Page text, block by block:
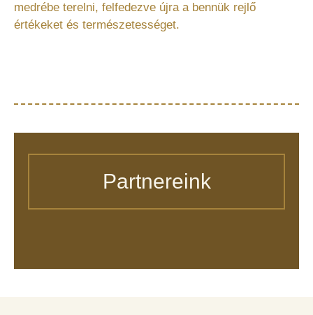
medrébe terelni, felfedezve újra a bennük rejlő
értékeket és természetességet.
Partnereink